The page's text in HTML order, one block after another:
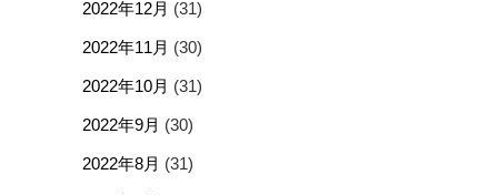
2022年12月 (31)
2022年11月 (30)
2022年10月 (31)
2022年9月 (30)
2022年8月 (31)